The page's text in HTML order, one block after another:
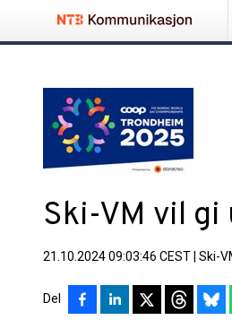
Ski-VM vil gi
21.10.2024 09:03:46 CEST Ski-
Del